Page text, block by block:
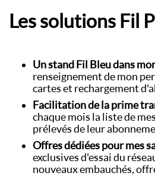
Les solutions Fil
Un stand Fil Bleu dans
renseignement de mon
cartes et rechargement
Facilitation de la prime
chaque mois la liste de
prélevés de leur
Offres dédiées pour mes
exclusives d'essai du
nouveaux embauchés,